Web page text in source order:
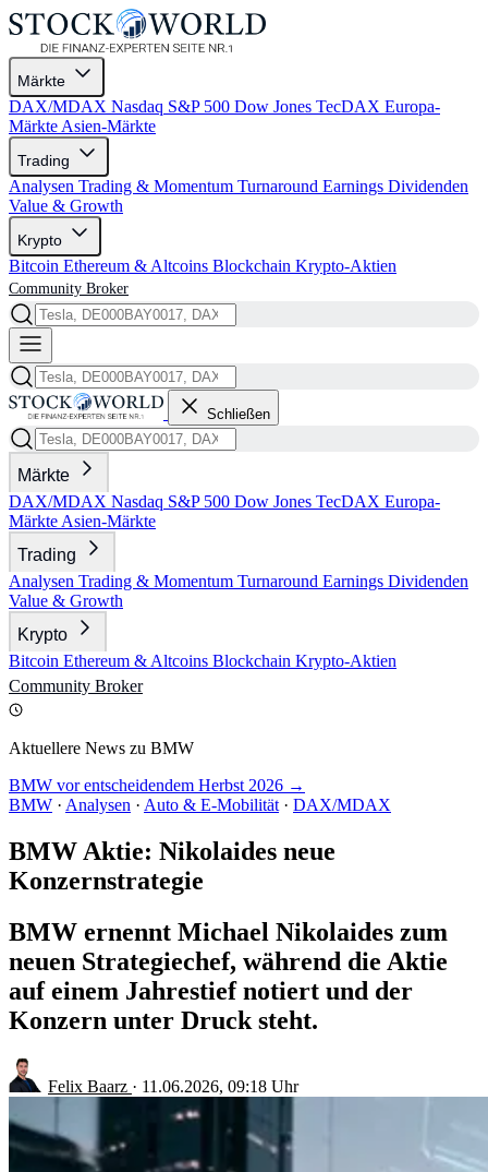
Märkte
DAX/MDAX Nasdaq S&P 500 Dow Jones TecDAX Europa-
Märkte Asien-Märkte
Trading
Analysen Trading & Momentum Turnaround Earnings Dividenden
Value & Growth
Krypto
Bitcoin Ethereum & Altcoins Blockchain Krypto-Aktien
Community Broker
Schließen
Märkte
DAX/MDAX Nasdaq S&P 500 Dow Jones TecDAX Europa-
Märkte Asien-Märkte
Trading
Analysen Trading & Momentum Turnaround Earnings Dividenden
Value & Growth
Krypto
Bitcoin Ethereum & Altcoins Blockchain Krypto-Aktien
Community Broker
Aktuellere News zu BMW
BMW vor entscheidendem Herbst 2026 →
BMW · Analysen · Auto & E-Mobilität · DAX/MDAX
BMW Aktie: Nikolaides neue
Konzernstrategie
BMW ernennt Michael Nikolaides zum
neuen Strategiechef, während die Aktie
auf einem Jahrestief notiert und der
Konzern unter Druck steht.
Felix Baarz · 11.06.2026, 09:18 Uhr